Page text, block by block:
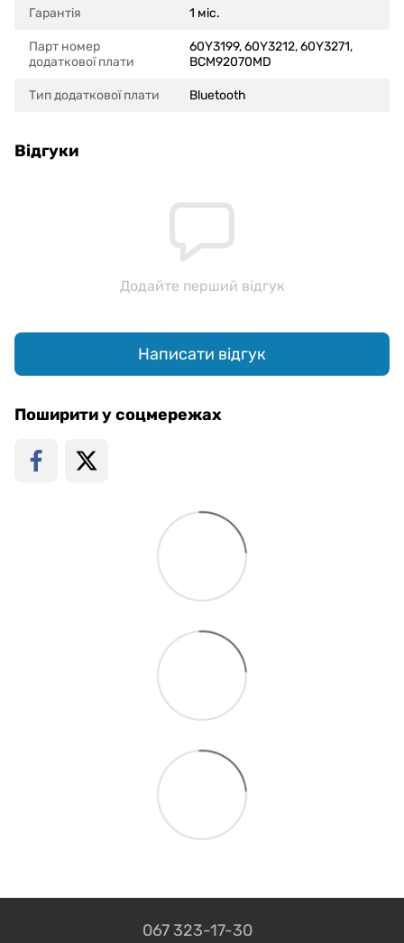
Гарантія 1 міс.
Парт номер
додаткової плати
60Y3199, 60Y3212, 60Y3271,
BCM92070MD
Тип додаткової плати Bluetooth
Відгуки
Додайте перший відгук
Написати відгук
Поширити у соцмережах
067 323-17-30